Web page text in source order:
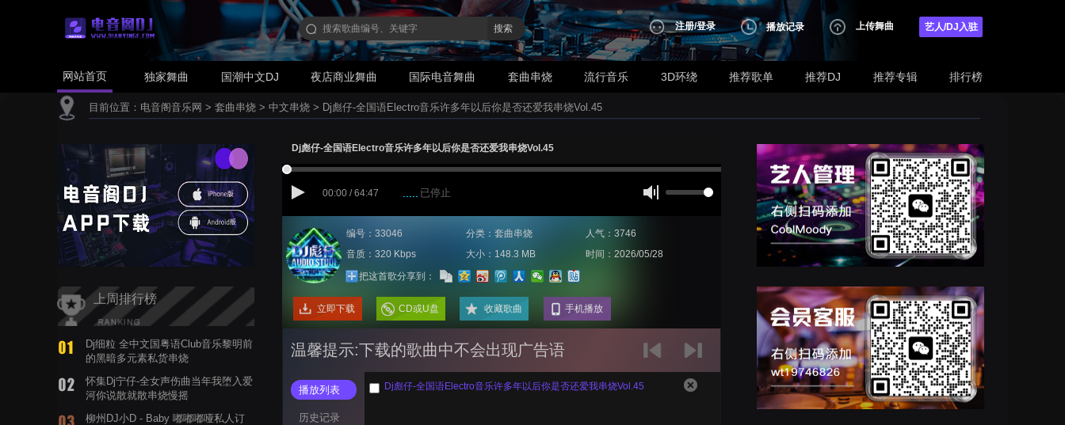
搜索 注册/登录 播放记录 上传舞曲 艺人/DJ入驻
网站首页 独家舞曲 国潮中文DJ 夜店商业舞曲 国际电音舞曲 套曲串烧 流行音乐 3D环绕 推荐歌单 推荐DJ 推荐专辑 排行榜
目前位置： 电音阁音乐网 > 套曲串烧 > 中文串烧 > Dj彪仔-全国语Electro音乐许多年以后你是否还爱我串烧Vol.45
上周排行榜
Dj细粒 全中文国粤语Club音乐黎明前
的黑暗多元素私货串烧
怀集Dj宁仔-全女声伤曲当年我堕入爱
河你说散就散串烧慢摇
柳州DJ小D - Baby 嘟嘟嘟哑私人订
Dj彪仔-全国语Electro音乐许多年以后你是否还爱我串烧Vol.45
00:00 / 64:47 已停止
编号：33046 分类：套曲串烧
人气：3746
音质：320 Kbps
大小：148.3 MB
时间：2026/05/28
把这首歌分享到：
立即下载 CD或U盘 收藏歌曲 手机播放
温馨提示:下载的歌曲中不会出现广告语
播放列表
历史记录
Dj彪仔-全国语Electro音乐许多年以后你是否还爱我串烧Vol.45